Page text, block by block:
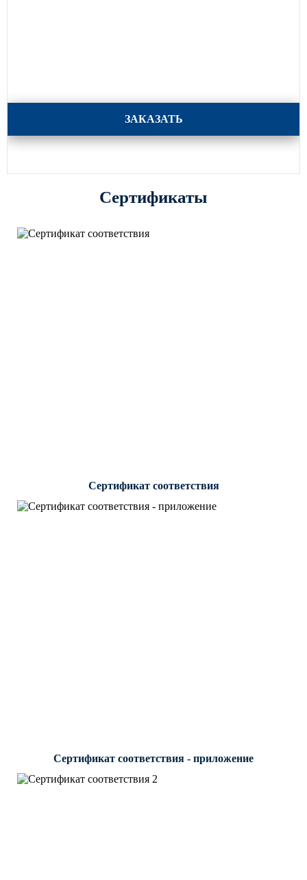
ЗАКАЗАТЬ
Сертификаты
Сертификат соответствия
Сертификат соответствия - приложение